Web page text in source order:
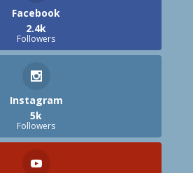
Facebook
2.4k
Followers
Instagram
5k
Followers